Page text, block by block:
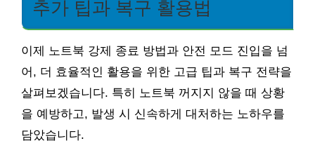
추가 팁과 복구 활용법
이제 노트북 강제 종료 방법과 안전 모드 진입을 넘
어, 더 효율적인 활용을 위한 고급 팁과 복구 전략을
살펴보겠습니다. 특히 노트북 꺼지지 않을 때 상황
을 예방하고, 발생 시 신속하게 대처하는 노하우를
담았습니다.